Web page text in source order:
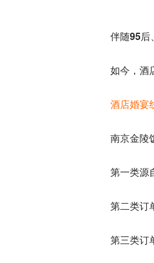
伴随95后
如今，酒
酒店婚宴
南京金陵
第一类源
第二类订
第三类订